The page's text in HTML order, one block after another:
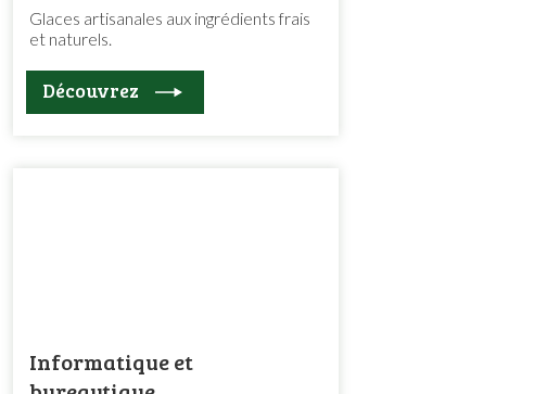
Glaces artisanales aux ingrédients frais
et naturels.
Découvrez
Informatique et